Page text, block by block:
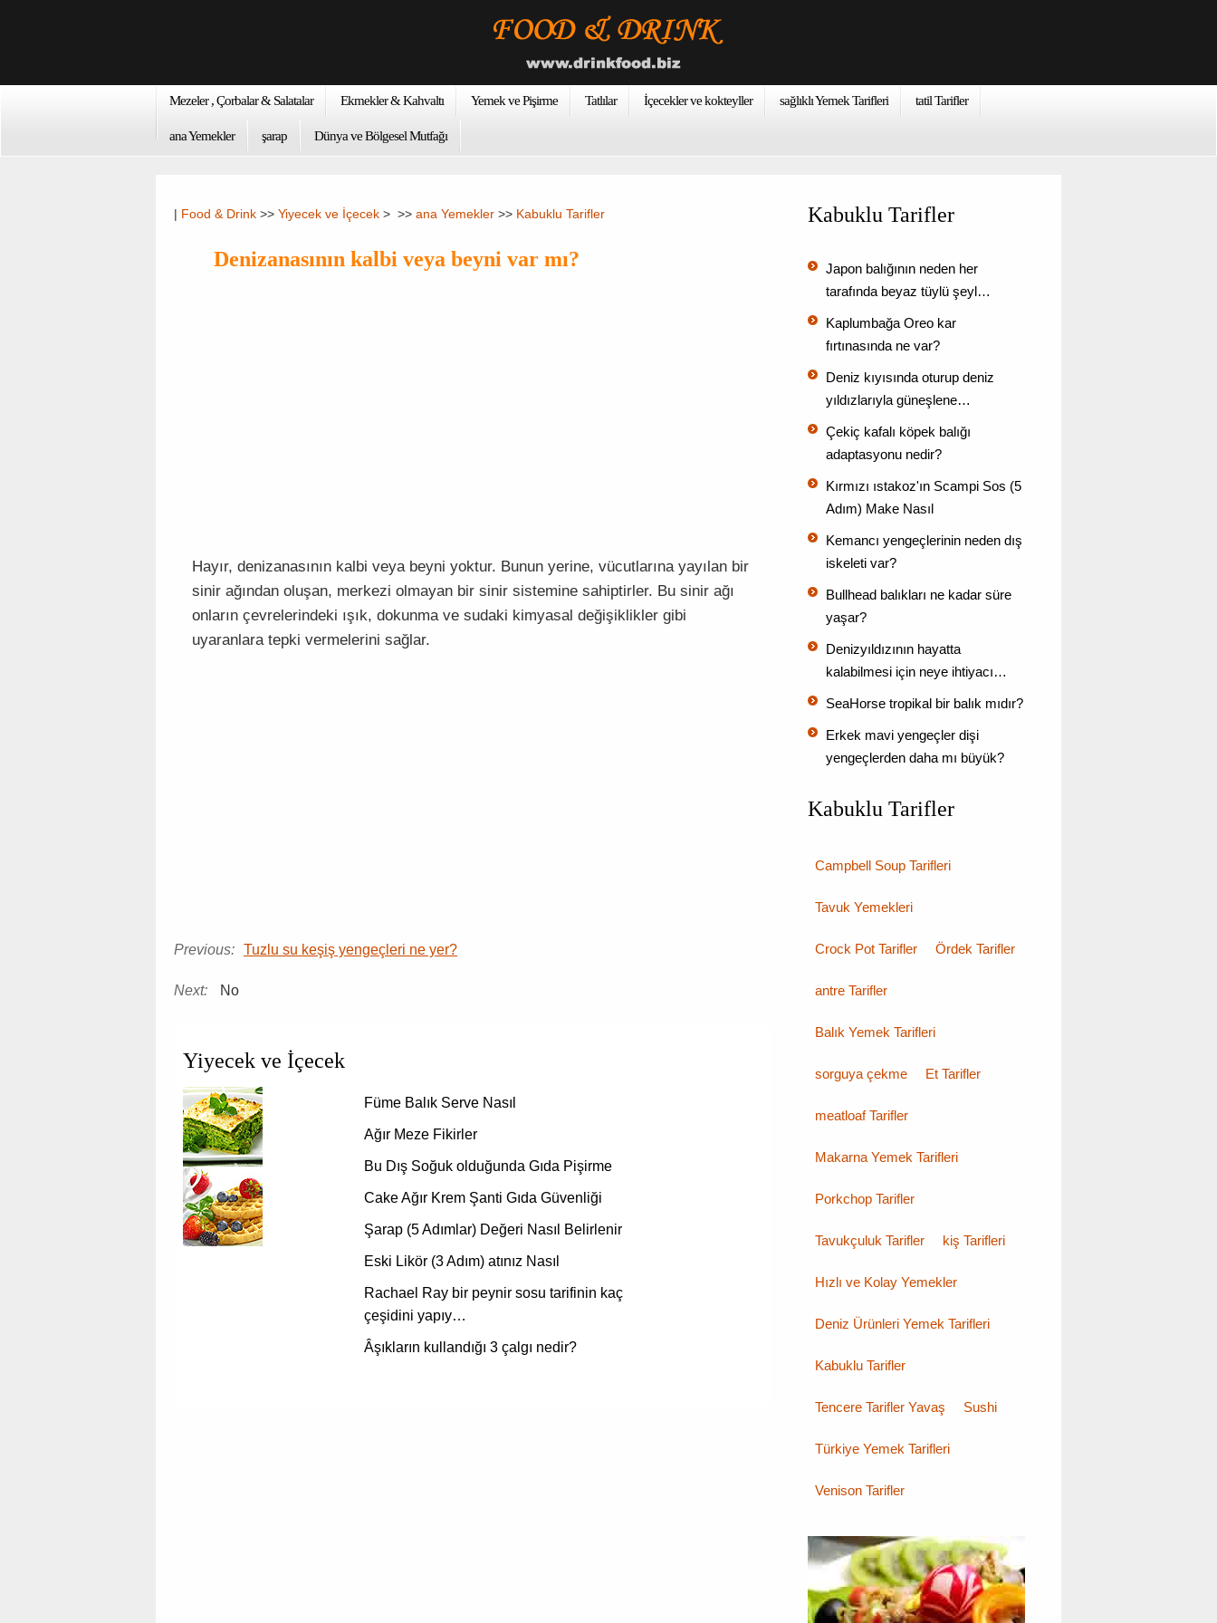
Mezeler , Çorbalar & Salatalar Ekmekler & Kahvaltı Yemek ve Pişirme Tatlılar İçecekler ve kokteyller sağlıklı Yemek Tarifleri tatil Tarifler
ana Yemekler şarap Dünya ve Bölgesel Mutfağı
| Food & Drink >> Yiyecek ve İçecek > >> ana Yemekler >> Kabuklu Tarifler
Denizanasının kalbi veya beyni var mı?
Hayır, denizanasının kalbi veya beyni yoktur. Bunun yerine, vücutlarına yayılan bir
sinir ağından oluşan, merkezi olmayan bir sinir sistemine sahiptirler. Bu sinir ağı
onların çevrelerindeki ışık, dokunma ve sudaki kimyasal değişiklikler gibi
uyaranlara tepki vermelerini sağlar.
Previous: Tuzlu su keşiş yengeçleri ne yer?
Next: No
Yiyecek ve İçecek
Füme Balık Serve Nasıl
Ağır Meze Fikirler
Bu Dış Soğuk olduğunda Gıda Pişirme
Cake Ağır Krem Şanti Gıda Güvenliği
Şarap (5 Adımlar) Değeri Nasıl Belirlenir
Eski Likör (3 Adım) atınız Nasıl
Rachael Ray bir peynir sosu tarifinin kaç
çeşidini yapıy…
Âşıkların kullandığı 3 çalgı nedir?
Kabuklu Tarifler
Japon balığının neden her
tarafında beyaz tüylü şeyl…
Kaplumbağa Oreo kar
fırtınasında ne var?
Deniz kıyısında oturup deniz
yıldızlarıyla güneşlene…
Çekiç kafalı köpek balığı
adaptasyonu nedir?
Kırmızı ıstakoz'ın Scampi Sos (5
Adım) Make Nasıl
Kemancı yengeçlerinin neden dış
iskeleti var?
Bullhead balıkları ne kadar süre
yaşar?
Denizyıldızının hayatta
kalabilmesi için neye ihtiyacı…
SeaHorse tropikal bir balık mıdır?
Erkek mavi yengeçler dişi
yengeçlerden daha mı büyük?
Kabuklu Tarifler
Campbell Soup Tarifleri
Tavuk Yemekleri
Crock Pot Tarifler Ördek Tarifler
antre Tarifler
Balık Yemek Tarifleri
sorguya çekme Et Tarifler
meatloaf Tarifler
Makarna Yemek Tarifleri
Porkchop Tarifler
Tavukçuluk Tarifler kiş Tarifleri
Hızlı ve Kolay Yemekler
Deniz Ürünleri Yemek Tarifleri
Kabuklu Tarifler
Tencere Tarifler Yavaş Sushi
Türkiye Yemek Tarifleri
Venison Tarifler